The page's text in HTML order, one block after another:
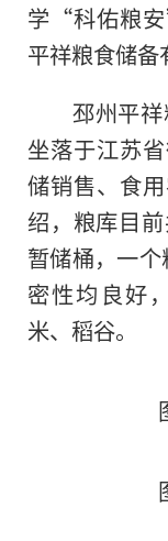
学“科佑粮
平祥粮食储备
邳州平祥
坐落于江苏
储销售、食
绍，粮库目
暂储桶，一
密性均良好
米、稻谷。